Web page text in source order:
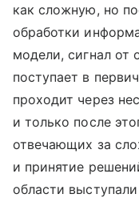
как сложную, но
обработки
модели, сигнал от
поступает в
проходит через
и только после
отвечающих за
и принятие
области